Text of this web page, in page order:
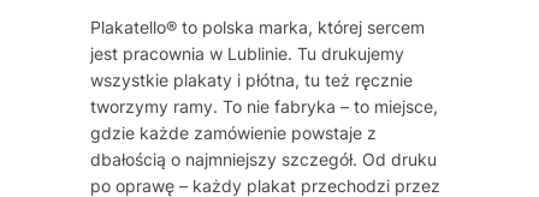
Plakatello® to polska marka, której sercem
jest pracownia w Lublinie. Tu drukujemy
wszystkie plakaty i płótna, tu też ręcznie
tworzymy ramy. To nie fabryka – to miejsce,
gdzie każde zamówienie powstaje z
dbałością o najmniejszy szczegół. Od druku
po oprawę – każdy plakat przechodzi przez